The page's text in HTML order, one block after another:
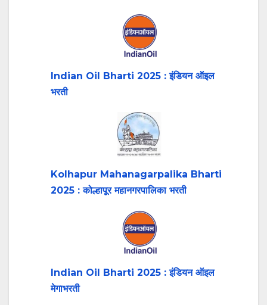
Indian Oil Bharti 2025 : इंडियन ऑइल
भरती
Kolhapur Mahanagarpalika Bharti
2025 : कोल्हापूर महानगरपालिका भरती
Indian Oil Bharti 2025 : इंडियन ऑइल
मेगाभरती